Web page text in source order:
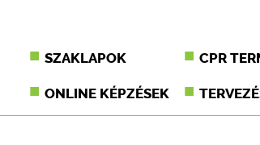
SZAKLAPOK CPR
ONLINE KÉPZÉSEK